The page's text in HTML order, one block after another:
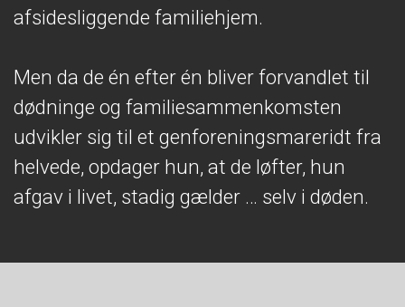
afsidesliggende familiehjem.
Men da de én efter én bliver forvandlet til
dødninge og familiesammenkomsten
udvikler sig til et genforeningsmareridt fra
helvede, opdager hun, at de løfter, hun
afgav i livet, stadig gælder … selv i døden.